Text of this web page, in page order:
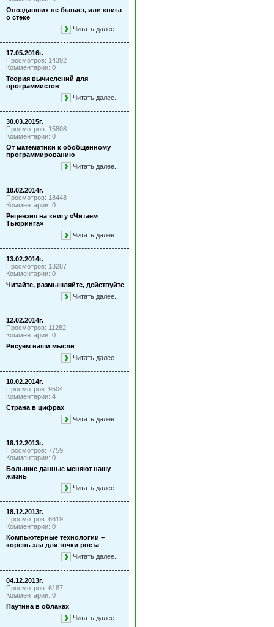
Опоздавших не бывает, или книга
о стеке
Читать далее...
17.05.2016г.
Просмотров: 14392
Комментарии: 0
Теория вычислений для
программистов
Читать далее...
30.03.2015г.
Просмотров: 15808
Комментарии: 0
От математики к обобщенному
программированию
Читать далее...
18.02.2014г.
Просмотров: 18448
Комментарии: 0
Рецензия на книгу «Читаем
Тьюринга»
Читать далее...
13.02.2014г.
Просмотров: 13287
Комментарии: 0
Читайте, размышляйте, действуйте
Читать далее...
12.02.2014г.
Просмотров: 11282
Комментарии: 0
Рисуем наши мысли
Читать далее...
10.02.2014г.
Просмотров: 9504
Комментарии: 4
Страна в цифрах
Читать далее...
18.12.2013г.
Просмотров: 7759
Комментарии: 0
Большие данные меняют нашу
жизнь
Читать далее...
18.12.2013г.
Просмотров: 6619
Комментарии: 0
Компьютерные технологии –
корень зла для точки роста
Читать далее...
04.12.2013г.
Просмотров: 6187
Комментарии: 0
Паутина в облаках
Читать далее...